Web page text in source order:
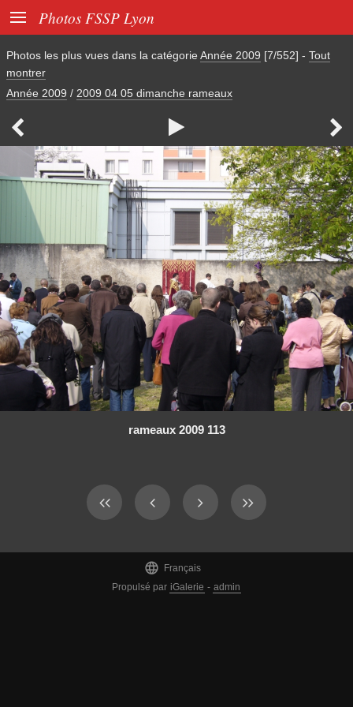
 Photos FSSP Lyon
Photos les plus vues dans la catégorie Année 2009 [7/552] - Tout
montrer
Année 2009 / 2009 04 05 dimanche rameaux
  
rameaux 2009 113

Français
Propulsé par iGalerie - admin